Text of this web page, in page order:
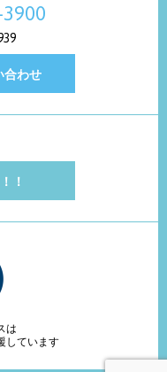
3900
合わせ
！
は
しています